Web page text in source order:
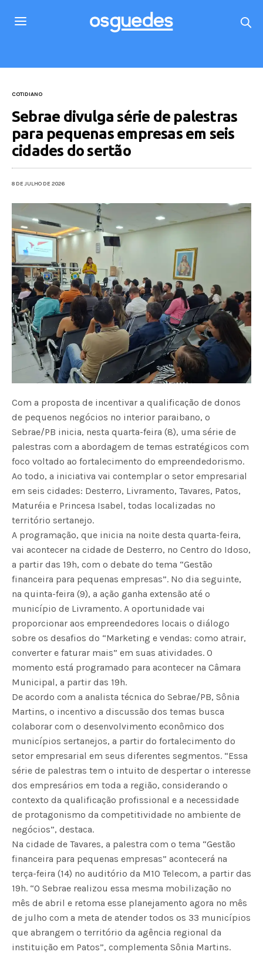
COTIDIANO
Sebrae divulga série de palestras
para pequenas empresas em seis
cidades do sertão
8 DE JULHO DE 2026
Com a proposta de incentivar a qualificação de donos
de pequenos negócios no interior paraibano, o
Sebrae/PB inicia, nesta quarta-feira (8), uma série de
palestras com a abordagem de temas estratégicos com
foco voltado ao fortalecimento do empreendedorismo.
Ao todo, a iniciativa vai contemplar o setor empresarial
em seis cidades: Desterro, Livramento, Tavares, Patos,
Maturéia e Princesa Isabel, todas localizadas no
território sertanejo.
A programação, que inicia na noite desta quarta-feira,
vai acontecer na cidade de Desterro, no Centro do Idoso,
a partir das 19h, com o debate do tema “Gestão
financeira para pequenas empresas”. No dia seguinte,
na quinta-feira (9), a ação ganha extensão até o
município de Livramento. A oportunidade vai
proporcionar aos empreendedores locais o diálogo
sobre os desafios do “Marketing e vendas: como atrair,
converter e faturar mais” em suas atividades. O
momento está programado para acontecer na Câmara
Municipal, a partir das 19h.
De acordo com a analista técnica do Sebrae/PB, Sônia
Martins, o incentivo a discussão dos temas busca
colaborar com o desenvolvimento econômico dos
municípios sertanejos, a partir do fortalecimento do
setor empresarial em seus diferentes segmentos. “Essa
série de palestras tem o intuito de despertar o interesse
dos empresários em toda a região, considerando o
contexto da qualificação profissional e a necessidade
de protagonismo da competitividade no ambiente de
negócios”, destaca.
Na cidade de Tavares, a palestra com o tema “Gestão
financeira para pequenas empresas” acontecerá na
terça-feira (14) no auditório da M10 Telecom, a partir das
19h. “O Sebrae realizou essa mesma mobilização no
mês de abril e retoma esse planejamento agora no mês
de julho com a meta de atender todos os 33 municípios
que abrangem o território da agência regional da
instituição em Patos”, complementa Sônia Martins.